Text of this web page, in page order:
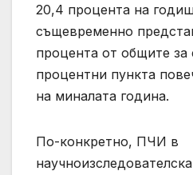
20,4 процента на
същевременно
процента от общите за
процентни пункта
на миналата година.
По-конкретно, ПЧИ в